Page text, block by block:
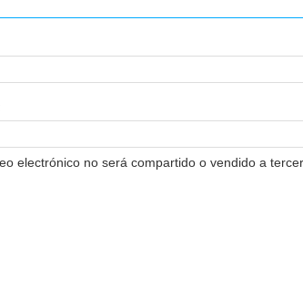
electrónico no será compartido o vendido a